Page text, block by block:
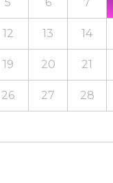
5 6 7
12 13 14
19 20 21
26 27 28